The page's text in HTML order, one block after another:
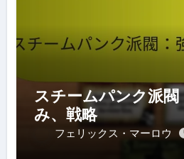
スチームパンク派閥
み、戦略
フェリックス・マーロウ